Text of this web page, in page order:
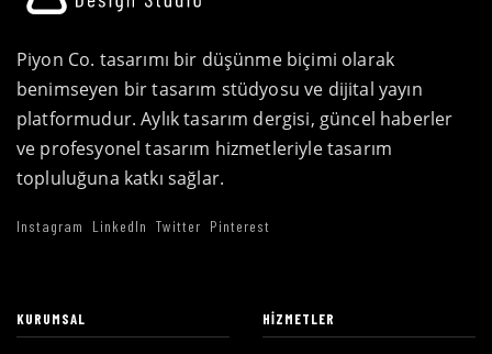
Piyon Co. tasarımı bir düşünme biçimi olarak
benimseyen bir tasarım stüdyosu ve dijital yayın
platformudur. Aylık tasarım dergisi, güncel haberler
ve profesyonel tasarım hizmetleriyle tasarım
topluluğuna katkı sağlar.
Instagram LinkedIn Twitter Pinterest
KURUMSAL HIZMETLER